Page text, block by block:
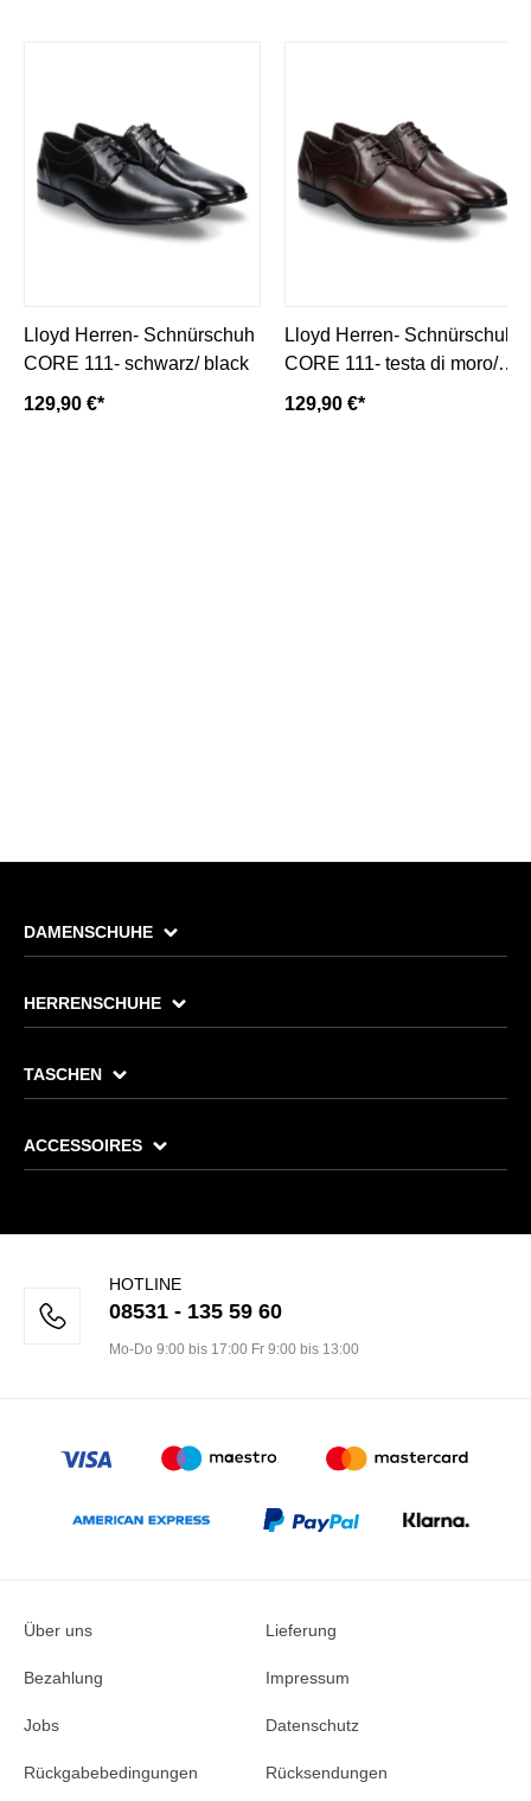
Lloyd Herren- Schnürschuh
CORE 111- schwarz/ black
129,90 €*
Lloyd Herren- Schnürschuh
CORE 111- testa di moro/
dunkelbraun
129,90 €*
DAMENSCHUHE
HERRENSCHUHE
TASCHEN
ACCESSOIRES
HOTLINE
08531 - 135 59 60
Mo-Do 9:00 bis 17:00 Fr 9:00 bis 13:00
Über uns Lieferung
Bezahlung Impressum
Jobs Datenschutz
Rückgabebedingungen Rücksendungen